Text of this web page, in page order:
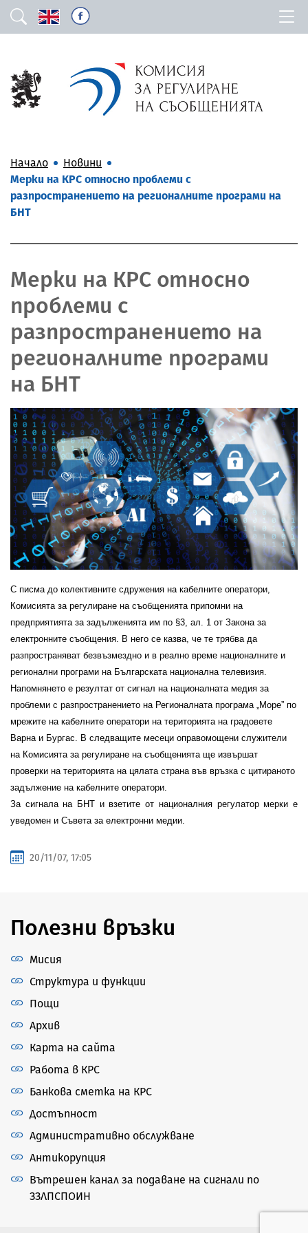
Начало
Новини
Мерки на КРС относно проблеми с
разпространението на регионалните програми на
БНТ
Мерки на КРС относно
проблеми с
разпространението на
регионалните програми
на БНТ
С писма до колективните сдружения на кабелните оператори,
Комисията за регулиране на съобщенията припомни на
предприятията за задълженията им по §3, ал. 1 от Закона за
електронните съобщения. В него се казва, че те трябва да
разпространяват безвъзмездно и в реално време националните и
регионални програми на Българската национална телевизия.
Напомнянето е резултат от сигнал на националната медия за
проблеми с разпространението на Регионалната програма „Море” по
мрежите на кабелните оператори на територията на градовете
Варна и Бургас. В следващите месеци оправомощени служители
на Комисията за регулиране на съобщенията ще извършат
проверки на територията на цялата страна във връзка с цитираното
задължение на кабелните оператори.
За сигнала на БНТ и взетите от националния регулатор мерки е
уведомен и Съвета за електронни медии.
20/11/07, 17:05
Полезни връзки
Мисия
Структура и функции
Пощи
Архив
Карта на сайта
Работа в КРС
Банкова сметка на КРС
Достъпност
Административно обслужване
Антикорупция
Вътрешен канал за подаване на сигнали по
ЗЗЛПСПОИН